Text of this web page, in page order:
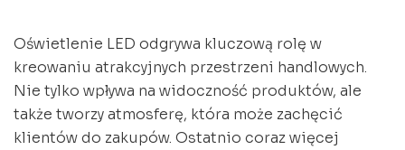
Oświetlenie LED odgrywa kluczową rolę w
kreowaniu atrakcyjnych przestrzeni handlowych.
Nie tylko wpływa na widoczność produktów, ale
także tworzy atmosferę, która może zachęcić
klientów do zakupów. Ostatnio coraz więcej